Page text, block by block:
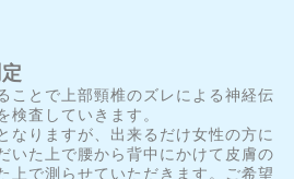
ことで上部頸椎のズレによる神経伝
検査していきます 。
なりますが、出来るだけ女性の方に
いた上で腰から背中にかけて皮膚の
上で測らせていただきます。ご希望